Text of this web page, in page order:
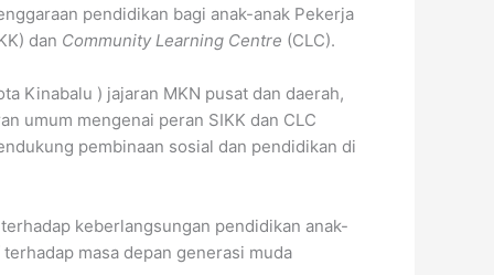
pendidikan bagi anak-anak Pekerja
dan Community Learning Centre (CLC).
Kinabalu ) jajaran MKN pusat dan daerah,
umum mengenai peran SIKK dan CLC
pembinaan sosial dan pendidikan di
keberlangsungan pendidikan anak-
masa depan generasi muda